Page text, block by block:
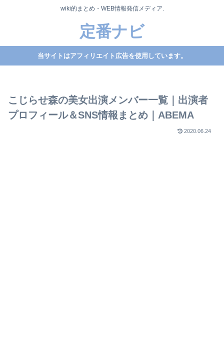
wiki的まとめ・WEB情報発信メディア.
定番ナビ
当サイトはアフィリエイト広告を使用しています。
こじらせ森の美女出演メンバー一覧｜出演者
プロフィール＆SNS情報まとめ｜ABEMA
2020.06.24